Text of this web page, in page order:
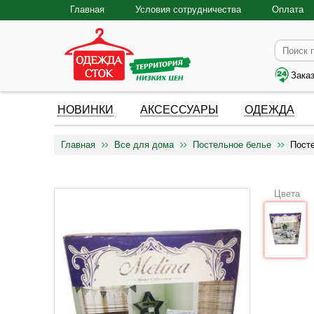
Главная Условия сотрудничества Оплата
НОВИНКИ АКСЕССУАРЫ ОДЕЖДА
Главная Все для дома Постельное белье
Цвета